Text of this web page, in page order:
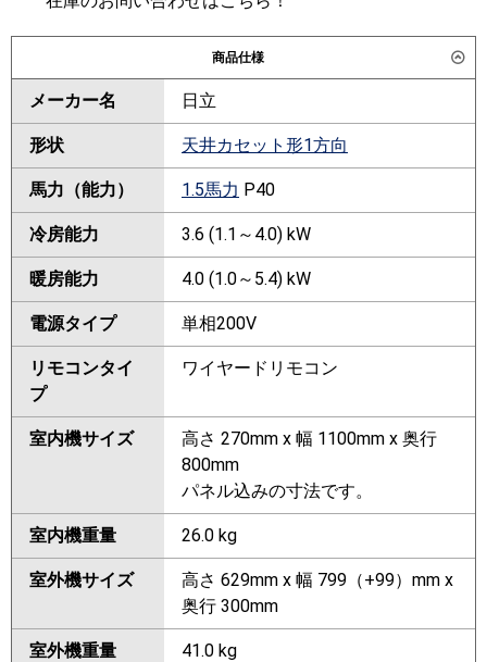
商品仕様
メーカー名 日立
形状 天井カセット形1方向
馬力（能力） 1.5馬力 P40
冷房能力 3.6 (1.1～4.0) kW
暖房能力 4.0 (1.0～5.4) kW
電源タイプ 単相200V
リモコンタイ
プ
ワイヤードリモコン
室内機サイズ
高さ 270mm x 幅 1100mm x 奥行
800mm
パネル込みの寸法です。
室内機重量 26.0 kg
室外機サイズ
高さ 629mm x 幅 799（+99）mm x
奥行 300mm
室外機重量 41.0 kg